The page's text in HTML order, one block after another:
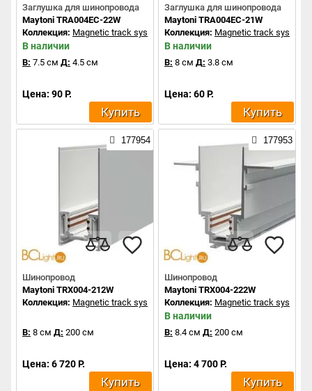
Заглушка для шинопровода
Maytoni TRA004EC-22W
Коллекция: Magnetic track system
В наличии
В: 7.5 см Д: 4.5 см
Цена: 90 Р.
Купить
Заглушка для шинопровода
Maytoni TRA004EC-21W
Коллекция: Magnetic track system
В наличии
В: 8 см Д: 3.8 см
Цена: 60 Р.
Купить
177954
Шинопровод
Maytoni TRX004-212W
Коллекция: Magnetic track system
В: 8 см Д: 200 см
Цена: 6 720 Р.
Купить
177953
Шинопровод
Maytoni TRX004-222W
Коллекция: Magnetic track system
В наличии
В: 8.4 см Д: 200 см
Цена: 4 700 Р.
Купить